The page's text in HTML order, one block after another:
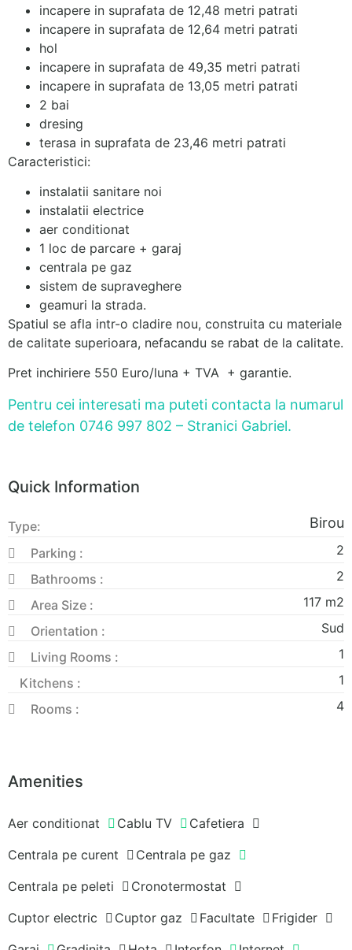
incapere in suprafata de 12,48 metri patrati
incapere in suprafata de 12,64 metri patrati
hol
incapere in suprafata de 49,35 metri patrati
incapere in suprafata de 13,05 metri patrati
2 bai
dresing
terasa in suprafata de 23,46 metri patrati
Caracteristici:
instalatii sanitare noi
instalatii electrice
aer conditionat
1 loc de parcare + garaj
centrala pe gaz
sistem de supraveghere
geamuri la strada.
Spatiul se afla intr-o cladire nou, construita cu materiale
de calitate superioara, nefacandu se rabat de la calitate.
Pret inchiriere 550 Euro/luna + TVA + garantie.
Pentru cei interesati ma puteti contacta la numarul
de telefon 0746 997 802 – Stranici Gabriel.
Quick Information
Type: Birou
Parking :
2
Bathrooms :
2
Area Size :
117 m2
Orientation :
Sud
Living Rooms :
1
Kitchens :
1
Rooms :
4
Amenities
Aer conditionat Cablu TV
Cafetiera
Centrala pe curent
Centrala pe gaz
Centrala pe peleti
Cronotermostat
Cuptor electric
Cuptor gaz Facultate
Frigider